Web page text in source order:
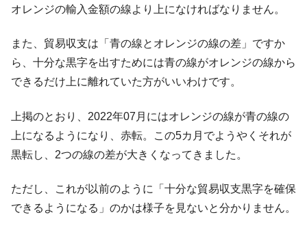
Fact1
日本の誇る海洋資源調査船『白嶺』は先進技術の
Fact1
府県とは？
Fact1 奇跡の毛色「白毛馬」とは？
Fact1
全て勝つといくら？ 競馬GI競走で勝利騎手がもら
える賞金とは？
Fact1
発表から2日で大崩壊、鳴かず飛ばずに終わりそう
なスーパーリーグとは？
オレンジの輸入金額の線より上になければなりません。
また、貿易収支は「青の線とオレンジの線の差」ですか
ら、十分な黒字を出すためには青の線がオレンジの線から
できるだけ上に離れていた方がいいわけです。
上掲のとおり、2022年07月にはオレンジの線が青の線の
上になるようになり、赤転。この5カ月でようやくそれが
黒転し、2つの線の差が大きくなってきました。
ただし、これが以前のように「十分な貿易収支黒字を確保
できるようになる」のかは様子を見ないと分かりません。